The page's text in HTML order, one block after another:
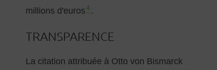
millions d'euros 4 .
TRANSPARENCE
La citation attribuée à Otto von Bismarck